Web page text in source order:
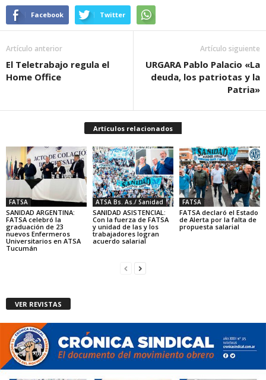
Facebook Twitter
Artículo anterior
El Teletrabajo regula el
Home Office
Artículo siguiente
URGARA Pablo Palacio «La
deuda, los patriotas y la
Patria»
Artículos relacionados
FATSA
SANIDAD ARGENTINA:
FATSA celebró la
graduación de 23
nuevos Enfermeros
Universitarios en ATSA
Tucumán
ATSA Bs. As./ Sanidad
SANIDAD ASISTENCIAL:
Con la fuerza de FATSA
y unidad de las y los
trabajadores logran
acuerdo salarial
FATSA
FATSA declaró el Estado
de Alerta por la falta de
propuesta salarial
VER REVISTAS